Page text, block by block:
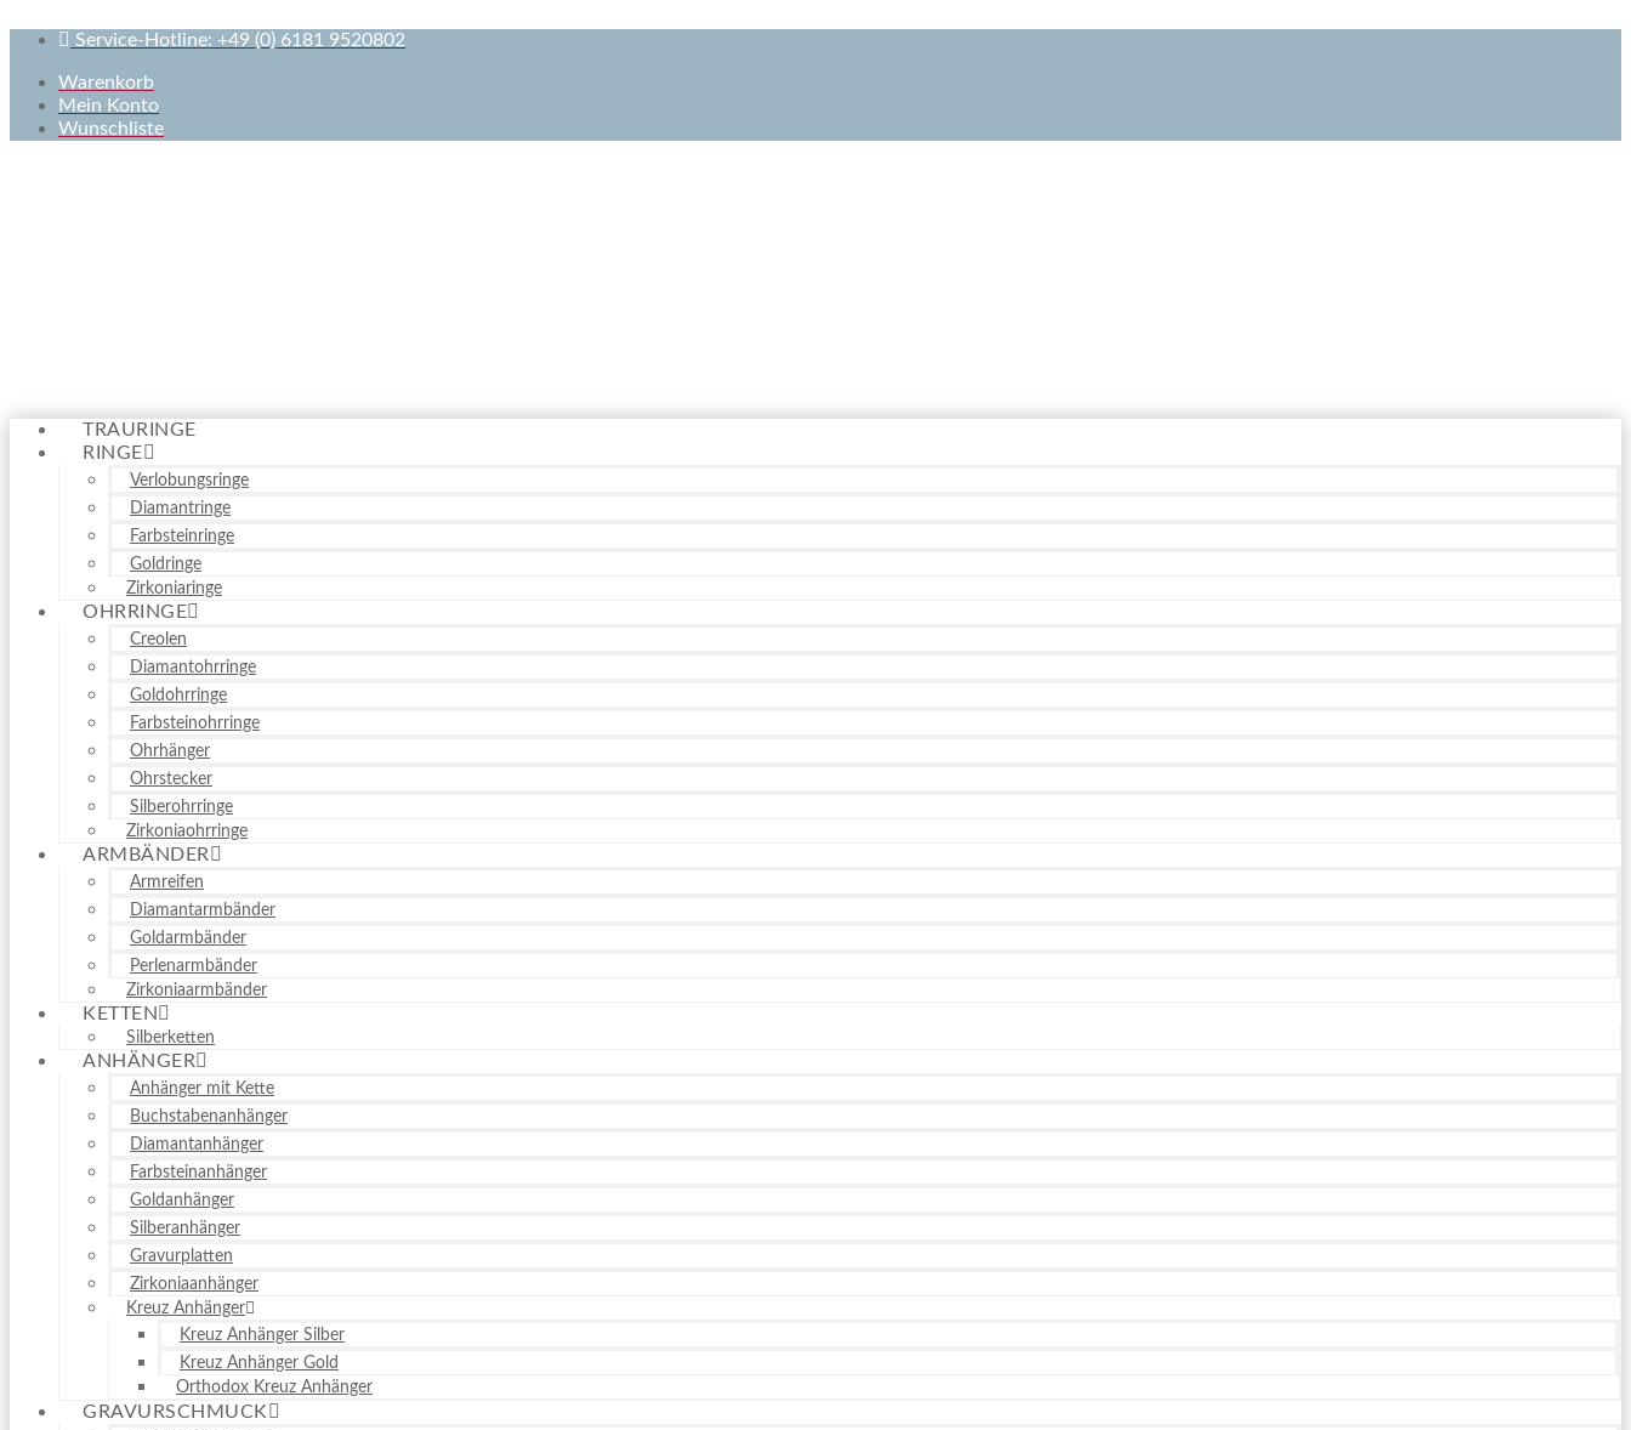
Service-Hotline: +49 (0) 6181 9520802
Warenkorb
Mein Konto
Wunschliste
TRAURINGE
RINGE
Verlobungsringe
Diamantringe
Farbsteinringe
Goldringe
Zirkoniaringe
OHRRINGE
Creolen
Diamantohrringe
Goldohrringe
Farbsteinohrringe
Ohrhänger
Ohrstecker
Silberohrringe
Zirkoniaohrringe
ARMBÄNDER
Armreifen
Diamantarmbänder
Goldarmbänder
Perlenarmbänder
Zirkoniaarmbänder
KETTEN
Silberketten
ANHÄNGER
Anhänger mit Kette
Buchstabenanhänger
Diamantanhänger
Farbsteinanhänger
Goldanhänger
Silberanhänger
Gravurplatten
Zirkoniaanhänger
Kreuz Anhänger
Kreuz Anhänger Silber
Kreuz Anhänger Gold
Orthodox Kreuz Anhänger
GRAVURSCHMUCK